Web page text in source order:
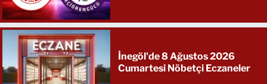
İnegöl'de 8 Ağustos 2026
Cumartesi Nöbetçi Eczaneler